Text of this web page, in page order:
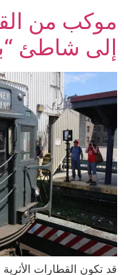
موكب من
إلى شاطئ
قد تكون القطارات